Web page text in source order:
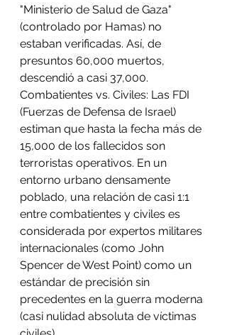
"Ministerio de Salud de Gaza"
(controlado por Hamas) no
estaban verificadas. Así, de
presuntos 60,000 muertos,
descendió a casi 37,000.
Combatientes vs. Civiles: Las FDI
(Fuerzas de Defensa de Israel)
estiman que hasta la fecha más de
15,000 de los fallecidos son
terroristas operativos. En un
entorno urbano densamente
poblado, una relación de casi 1:1
entre combatientes y civiles es
considerada por expertos militares
internacionales (como John
Spencer de West Point) como un
estándar de precisión sin
precedentes en la guerra moderna
(casi nulidad absoluta de víctimas